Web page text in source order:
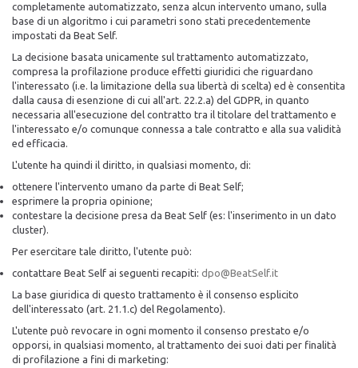
completamente automatizzato, senza alcun intervento umano, sulla
base di un algoritmo i cui parametri sono stati precedentemente
impostati da Beat Self.
La decisione basata unicamente sul trattamento automatizzato,
compresa la profilazione produce effetti giuridici che riguardano
l'interessato (i.e. la limitazione della sua libertà di scelta) ed è consentita
dalla causa di esenzione di cui all'art. 22.2.a) del GDPR, in quanto
necessaria all'esecuzione del contratto tra il titolare del trattamento e
l'interessato e/o comunque connessa a tale contratto e alla sua validità
ed efficacia.
L'utente ha quindi il diritto, in qualsiasi momento, di:
ottenere l'intervento umano da parte di Beat Self;
esprimere la propria opinione;
contestare la decisione presa da Beat Self (es: l'inserimento in un dato
cluster).
Per esercitare tale diritto, l'utente può:
contattare Beat Self ai seguenti recapiti: dpo@BeatSelf.it
La base giuridica di questo trattamento è il consenso esplicito
dell'interessato (art. 21.1.c) del Regolamento).
L'utente può revocare in ogni momento il consenso prestato e/o
opporsi, in qualsiasi momento, al trattamento dei suoi dati per finalità
di profilazione a fini di marketing: